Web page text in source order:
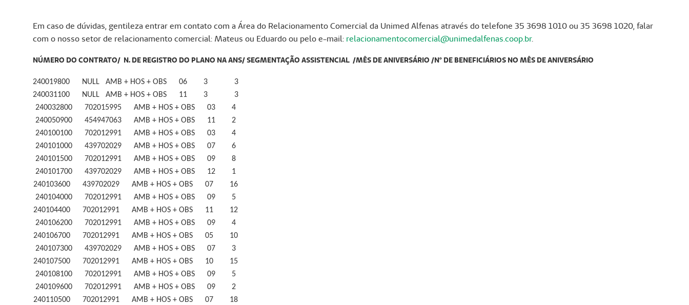
Em caso de dúvidas, gentileza entrar em contato com a Área do Relacionamento Comercial da Unimed Alfenas através do telefone 35 3698 1010 ou 35 3698 1020, falar
com o nosso setor de relacionamento comercial: Mateus ou Eduardo ou pelo e-mail: relacionamentocomercial@unimedalfenas.coop.br.
NÚMERO DO CONTRATO/ N. DE REGISTRO DO PLANO NA ANS/ SEGMENTAÇÃO ASSISTENCIAL /MÊS DE ANIVERSÁRIO /Nº DE BENEFICIÁRIOS NO MÊS DE ANIVERSÁRIO
240019800 NULL AMB + HOS + OBS 06 3 3
240031100 NULL AMB + HOS + OBS 11 3 3
240032800 702015995 AMB + HOS + OBS 03 4
240050900 454947063 AMB + HOS + OBS 11 2
240100100 702012991 AMB + HOS + OBS 03 4
240101000 439702029 AMB + HOS + OBS 07 6
240101500 702012991 AMB + HOS + OBS 09 8
240101700 439702029 AMB + HOS + OBS 12 1
240103600 439702029 AMB + HOS + OBS 07 16
240104000 702012991 AMB + HOS + OBS 09 5
240104400 702012991 AMB + HOS + OBS 11 12
240106200 702012991 AMB + HOS + OBS 09 4
240106700 702012991 AMB + HOS + OBS 05 10
240107300 439702029 AMB + HOS + OBS 07 3
240107500 702012991 AMB + HOS + OBS 10 15
240108100 702012991 AMB + HOS + OBS 09 5
240109600 702012991 AMB + HOS + OBS 09 2
240110500 702012991 AMB + HOS + OBS 07 18